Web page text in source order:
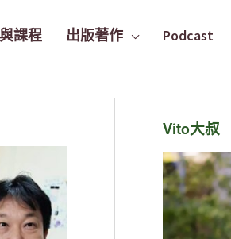
課程 出版著作 Podcast
Vito大叔